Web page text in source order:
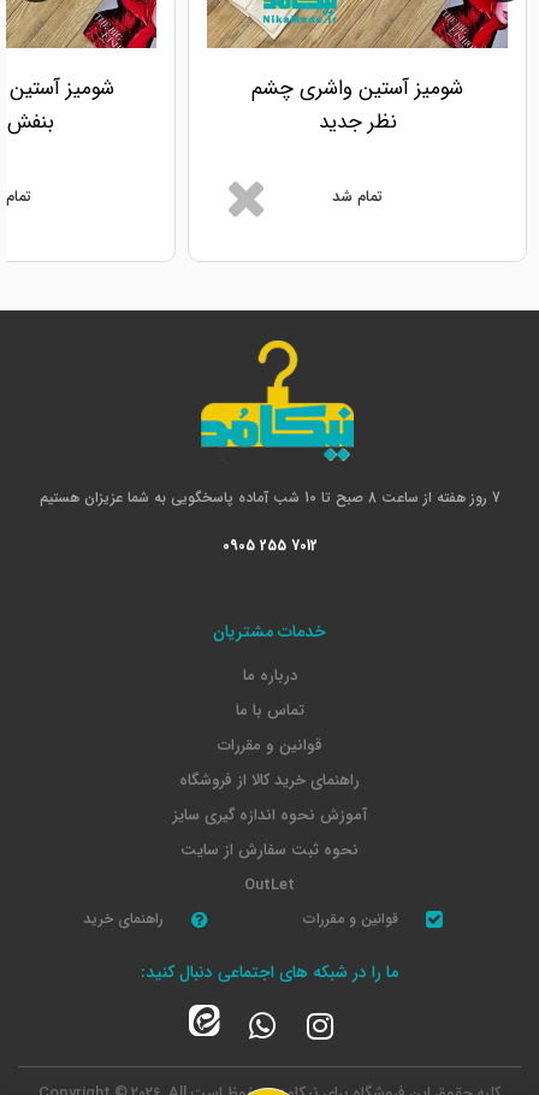
شومیز آستین واشری چشم
نظر جدید
تمام شد
شومیز آستین
بنفش
7 روز هفته از ساعت 8 صبح تا 10 شب آماده پاسخگویی به شما عزیزان هستیم
0905 255 7012
خدمات مشتریان
درباره ما
تماس با ما
قوانین و مقررات
راهنمای خرید کالا از فروشگاه
آموزش نحوه اندازه گیری سایز
نحوه ثبت سفارش از سایت
OutLet
قوانین و مقررات راهنمای خرید
ما را در شبکه های اجتماعی دنبال کنید: